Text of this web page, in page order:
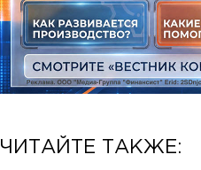
ЧИТАЙТЕ ТАКЖЕ: